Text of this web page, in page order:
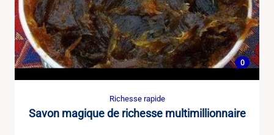
0
Richesse rapide
Savon magique de richesse multimillionnaire